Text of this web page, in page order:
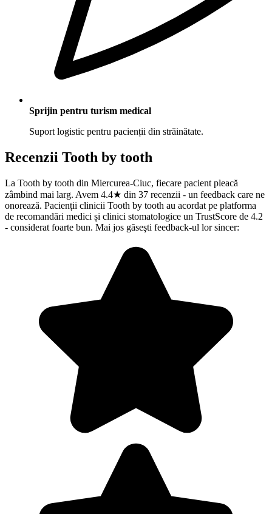
Sprijin pentru turism medical
Suport logistic pentru pacienții din străinătate.
Recenzii Tooth by tooth
La Tooth by tooth din Miercurea-Ciuc, fiecare pacient pleacă
zâmbind mai larg. Avem 4.4★ din 37 recenzii - un feedback care ne
onorează. Pacienții clinicii Tooth by tooth au acordat pe platforma
de recomandări medici și clinici stomatologice un TrustScore de 4.2
- considerat foarte bun. Mai jos găseşti feedback-ul lor sincer: